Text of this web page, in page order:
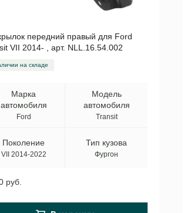
передний правый для Ford
VII 2014- , арт. NLL.16.54.002
на складе
Марка
автомобиля
Ford
Модель
автомобиля
Transit
Поколение
VII 2014-2022
Тип кузова
Фургон
руб.